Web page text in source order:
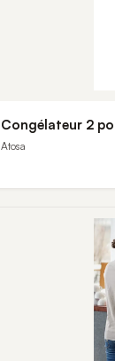
Congélateur 2
Atosa